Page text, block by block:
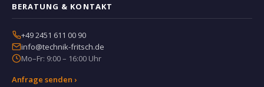
BERATUNG & KONTAKT
+49 2451 611 00 90
info@technik-fritsch.de
Mo–Fr: 9:00 – 16:00 Uhr
Anfrage senden ›